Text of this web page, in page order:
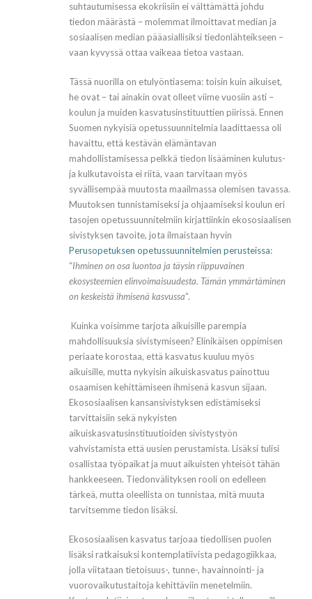
suhtautumisessa ekokriisiin ei välttämättä johdu
tiedon määrästä – molemmat ilmoittavat median ja
sosiaalisen median pääasiallisiksi tiedonlähteikseen –
vaan kyvyssä ottaa vaikeaa tietoa vastaan.
Tässä nuorilla on etulyöntiasema: toisin kuin aikuiset,
he ovat – tai ainakin ovat olleet viime vuosiin asti –
koulun ja muiden kasvatusinstituuttien piirissä. Ennen
Suomen nykyisiä opetussuunnitelmia laadittaessa oli
havaittu, että kestävän elämäntavan
mahdollistamisessa pelkkä tiedon lisääminen kulutus-
ja kulkutavoista ei riitä, vaan tarvitaan myös
syvällisempää muutosta maailmassa olemisen tavassa.
Muutoksen tunnistamiseksi ja ohjaamiseksi koulun eri
tasojen opetussuunnitelmiin kirjattiinkin ekososiaalisen
sivistyksen tavoite, jota ilmaistaan hyvin
Perusopetuksen opetussuunnitelmien perusteissa:
“Ihminen on osa luontoa ja täysin riippuvainen
ekosysteemien elinvoimaisuudesta. Tämän ymmärtäminen
on keskeistä ihmisenä kasvussa”.
Kuinka voisimme tarjota aikuisille parempia
mahdollisuuksia sivistymiseen? Elinikäisen oppimisen
periaate korostaa, että kasvatus kuuluu myös
aikuisille, mutta nykyisin aikuiskasvatus painottuu
osaamisen kehittämiseen ihmisenä kasvun sijaan.
Ekososiaalisen kansansivistyksen edistämiseksi
tarvittaisiin sekä nykyisten
aikuiskasvatusinstituutioiden sivistystyön
vahvistamista että uusien perustamista. Lisäksi tulisi
osallistaa työpaikat ja muut aikuisten yhteisöt tähän
hankkeeseen. Tiedonvälityksen rooli on edelleen
tärkeä, mutta oleellista on tunnistaa, mitä muuta
tarvitsemme tiedon lisäksi.
Ekososiaalisen kasvatus tarjoaa tiedollisen puolen
lisäksi ratkaisuksi kontemplatiivista pedagogiikkaa,
jolla viitataan tietoisuus-, tunne-, havainnointi- ja
vuorovaikutustaitoja kehittäviin menetelmiin.